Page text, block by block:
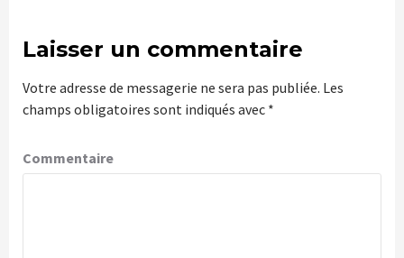
Laisser un commentaire
Votre adresse de messagerie ne sera pas publiée. Les
champs obligatoires sont indiqués avec *
Commentaire